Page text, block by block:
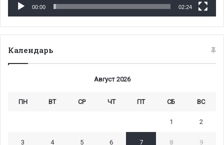
00:00 02:24
Календарь
Август 2026
ПН ВТ СР ЧТ ПТ СБ ВС
1 2
3 4 5 6 7 8 9